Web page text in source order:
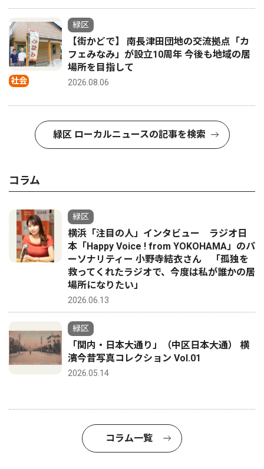
社会
緑区
【街かどで】 南長津田団地の交流拠点「カ
フェみなみ」が設立10周年 今後も地域の居
場所を目指して
2026.08.06
緑区 ローカルニュースの記事を検索
コラム
緑区
横浜「注目の人」インタビュー ラジオ日
本「Happy Voice ! from YOKOHAMA」のパ
ーソナリティー 小野寺結衣さん 「孤独を
救ってくれたラジオで、今度は私が誰かの居
場所になりたい」
2026.06.13
緑区
「関内・日本大通り」（中区日本大通） 横
濱今昔写真コレクション Vol.01
2026.05.14
コラム一覧